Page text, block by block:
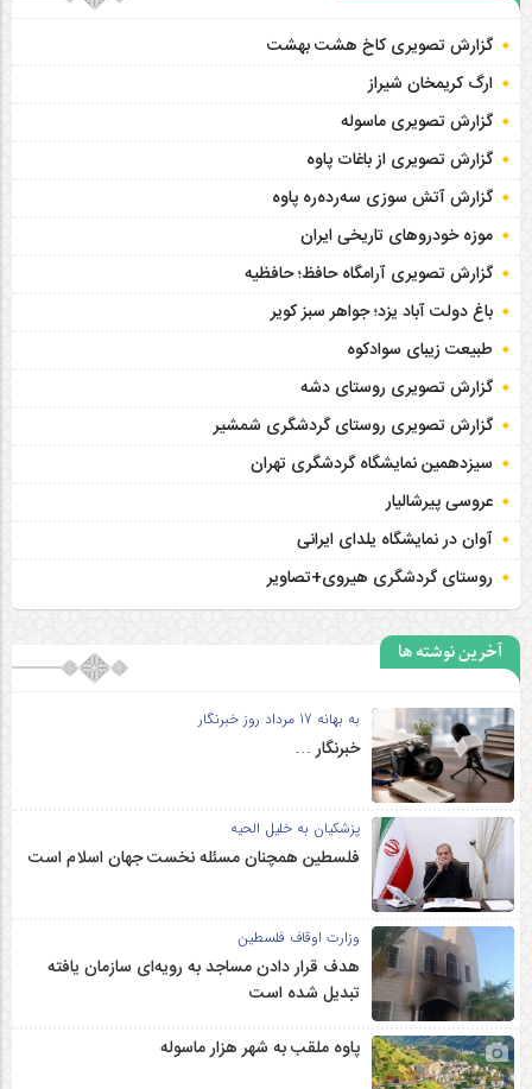
گزارش تصویری کاخ هشت‌ بهشت
ارگ کریمخان شیراز
گزارش تصویری ماسوله
گزارش تصویری از باغات پاوه
گزارش آتش سوزی سەردەرە پاوه
موزه خودروهای تاریخی ایران
گزارش تصویری آرامگاه حافظ؛ حافظیه‎
باغ دولت آباد یزد؛ جواهر سبز کویر
طبیعت زیبای سوادکوه
گزارش تصویری روستای دشه
گزارش تصویری روستای گردشگری شمشیر
سیزدهمین نمایشگاه گردشگری تهران
عروسی پیرشالیار
آوان در نمایشگاه یلدای ایرانی
روستای گردشگری هیروی+تصاویر
آخرین نوشته ها
به بهانه 17 مرداد روز خبرنگار
خبرنگار …
پزشکیان به خلیل الحیه
فلسطین همچنان مسئله نخست جهان اسلام است
وزارت اوقاف فلسطین
هدف قرار دادن مساجد به رویه‌ای سازمان‌ یافته
تبدیل شده است
پاوه ملقب به شهر هزار ماسوله